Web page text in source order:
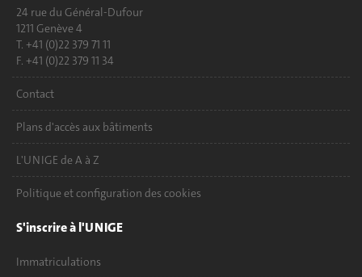
24 rue du Général-Dufour
1211 Genève 4
T. +41 (0)22 379 71 11
F. +41 (0)22 379 11 34
Contact
Plans d'accès aux bâtiments
L'UNIGE de A à Z
Politique et configuration des cookies
S'inscrire à l'UNIGE
Immatriculations